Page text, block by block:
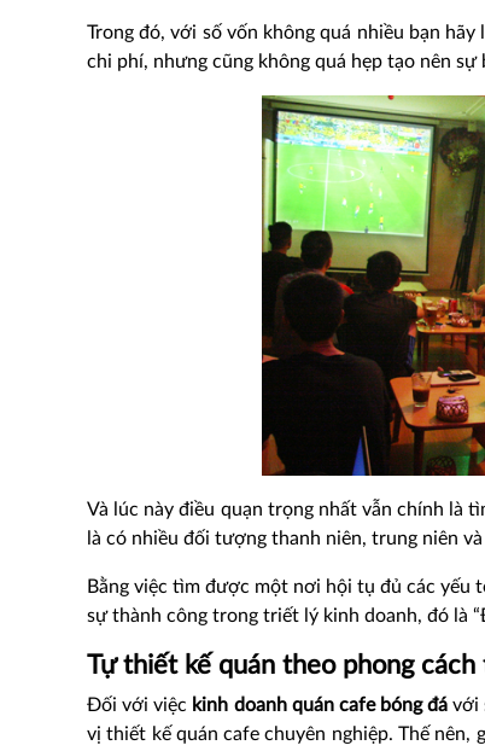
Trong đó, với số vốn không quá nhiều bạn
chi phí, nhưng cũng không quá hẹp tạo nên
Và lúc này điều quạn trọng nhất vẫn chính là
là có nhiều đối tượng thanh niên, trung niên
Bằng việc tìm được một nơi hội tụ đủ các yếu
sự thành công trong triết lý kinh doanh, đó là
Tự thiết kế quán theo phong
Đối với việc kinh doanh quán cafe bóng đá với
vị thiết kế quán cafe chuyên nghiệp. Thế